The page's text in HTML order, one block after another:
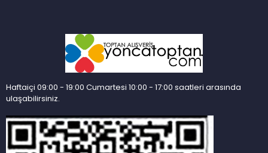
Haftaiçi 09:00 - 19:00 Cumartesi 10:00 - 17:00 saatleri arasında
ulaşabilirsiniz.